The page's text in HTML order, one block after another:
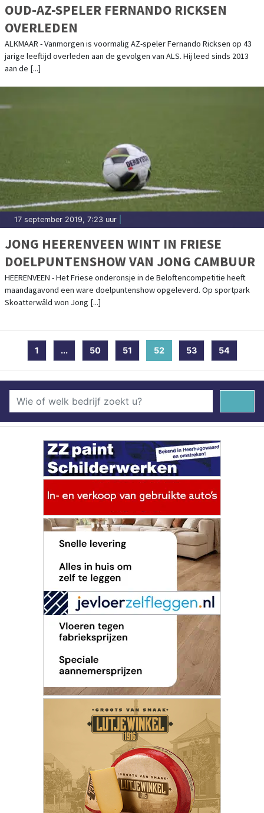
OUD-AZ-SPELER FERNANDO RICKSEN
OVERLEDEN
ALKMAAR - Vanmorgen is voormalig AZ-speler Fernando Ricksen op 43
jarige leeftijd overleden aan de gevolgen van ALS. Hij leed sinds 2013
aan de [...]
17 september 2019, 7:23 uur
JONG HEERENVEEN WINT IN FRIESE
DOELPUNTENSHOW VAN JONG CAMBUUR
HEERENVEEN - Het Friese onderonsje in de Beloftencompetitie heeft
maandagavond een ware doelpuntenshow opgeleverd. Op sportpark
Skoatterwâld won Jong [...]
1 ... 50 51 52(current)
53 54